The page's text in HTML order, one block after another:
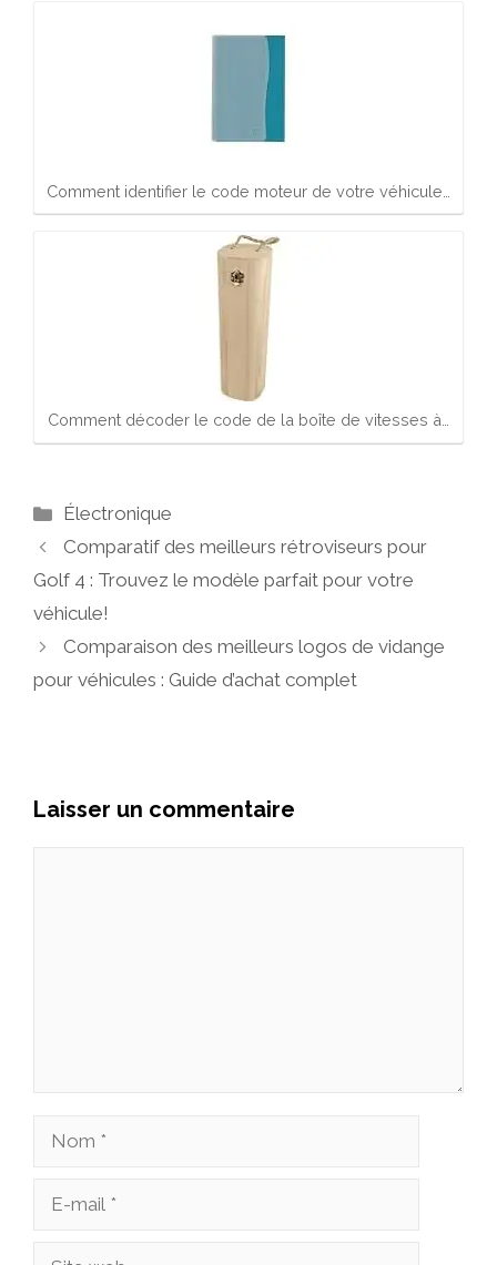
Comment identifier le code moteur de votre véhicule…
Comment décoder le code de la boîte de vitesses à…
Catégories
Électronique
Comparatif des meilleurs rétroviseurs pour
Golf 4 : Trouvez le modèle parfait pour votre
véhicule!
Comparaison des meilleurs logos de vidange
pour véhicules : Guide d’achat complet
Laisser un commentaire
Nom
Site